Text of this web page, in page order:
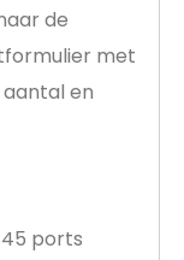
de
met
en
ports